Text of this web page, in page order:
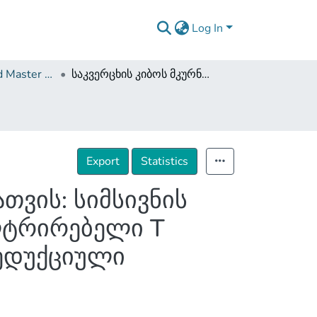
Log In
Dissertations and Master Theses საკვერცხის კიბოს მკურნალობის ოპტიმიზაციისათვის: სიმსივნის მიკროსკოპული ავთვისებიანობისა და მაინფილტრირებელი T ლიმფოციტების კომპლექსური ანალიზი ციტორედუქციული ოპერაციების დროს.
Export Statistics
სიმსივნის
T